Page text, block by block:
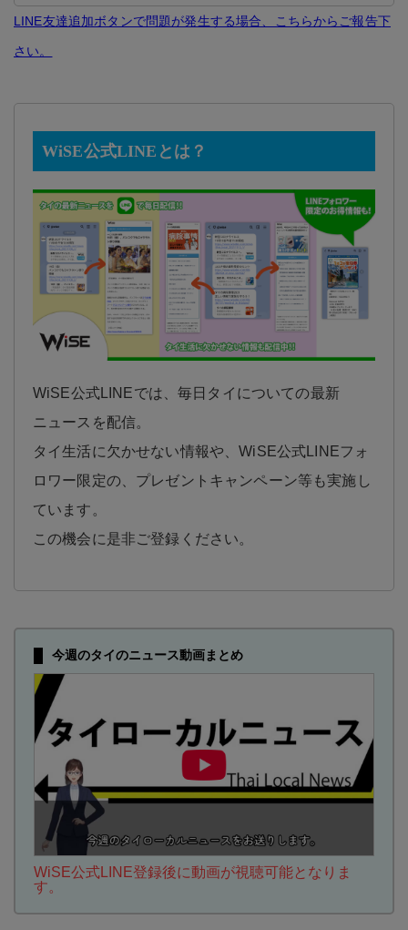
LINE友達追加ボタンで問題が発生する場合、こちらからご報告下
さい。
WiSE公式LINEとは？
WiSE公式LINEでは、毎日タイについての最新
ニュースを配信。
タイ生活に欠かせない情報や、WiSE公式LINEフォ
ロワー限定の、プレゼントキャンペーン等も実施し
ています。
この機会に是非ご登録ください。
今週のタイのニュース動画まとめ
WiSE公式LINE登録後に動画が視聴可能となりま
す。